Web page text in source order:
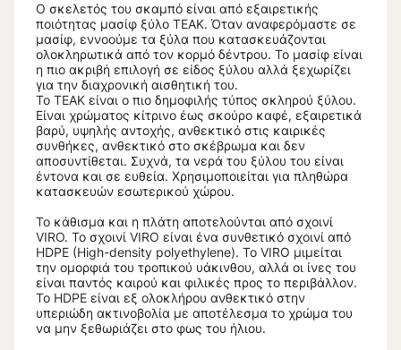
Ο σκελετός του σκαμπό είναι από εξαιρετικής
ποιότητας μασίφ ξύλο ΤΕΑΚ. Όταν αναφερόμαστε σε
μασίφ, εννοούμε τα ξύλα που κατασκευάζονται
ολοκληρωτικά από τον κορμό δέντρου. Το μασίφ είναι
η πιο ακριβή επιλογή σε είδος ξύλου αλλά ξεχωρίζει
για την διαχρονική αισθητική του.
Το ΤΕΑΚ είναι ο πιο δημοφιλής τύπος σκληρού ξύλου.
Είναι χρώματος κίτρινο έως σκούρο καφέ, εξαιρετικά
βαρύ, υψηλής αντοχής, ανθεκτικό στις καιρικές
συνθήκες, ανθεκτικό στο σκέβρωμα και δεν
αποσυντίθεται. Συχνά, τα νερά του ξύλου του είναι
έντονα και σε ευθεία. Χρησιμοποιείται για πληθώρα
κατασκευών εσωτερικού χώρου.
Το κάθισμα και η πλάτη αποτελούνται από σχοινί
VIRO. Το σχοινί VIRO είναι ένα συνθετικό σχοινί από
HDPE (High-density polyethylene). Το VIRO μιμείται
την ομορφιά του τροπικού υάκινθου, αλλά οι ίνες του
είναι παντός καιρού και φιλικές προς το περιβάλλον.
Το HDPE είναι εξ ολοκλήρου ανθεκτικό στην
υπεριώδη ακτινοβολία με αποτέλεσμα το χρώμα του
να μην ξεθωριάζει στο φως του ήλιου.